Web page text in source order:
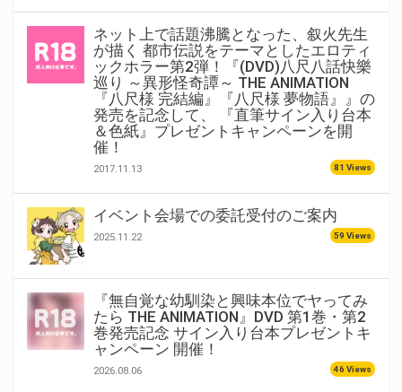
ネット上で話題沸騰となった、叙火先生
が描く 都市伝説をテーマとしたエロティ
ックホラー第2弾！『(DVD)八尺八話快樂
巡り ～異形怪奇譚～ THE ANIMATION
『八尺様 完結編』『八尺様 夢物語』』の
発売を記念して、 『直筆サイン入り台本
＆色紙』プレゼントキャンペーンを開
催！
2017.11.13 81 Views
イベント会場での委託受付のご案内
2025.11.22 59 Views
『無自覚な幼馴染と興味本位でヤってみ
たら THE ANIMATION』DVD 第1巻・第2
巻発売記念 サイン入り台本プレゼントキ
ャンペーン 開催！
2026.08.06 46 Views